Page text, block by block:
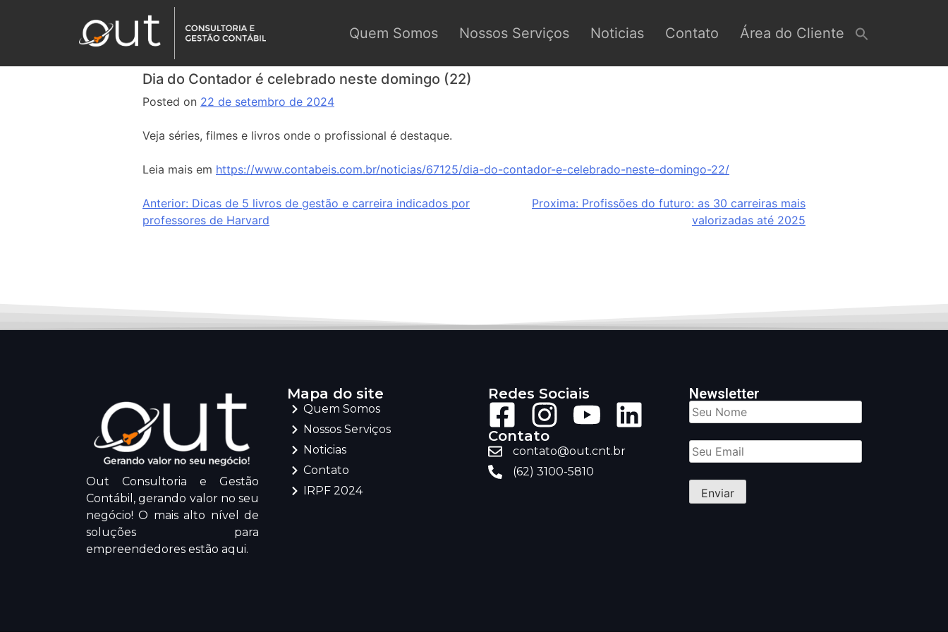
Quem Somos Nossos Serviços Noticias Contato Área do Cliente
Dia do Contador é celebrado neste domingo (22)
Posted on 22 de setembro de 2024
Veja séries, filmes e livros onde o profissional é destaque.
Leia mais em https://www.contabeis.com.br/noticias/67125/dia-do-contador-e-celebrado-neste-domingo-22/
Anterior: Dicas de 5 livros de gestão e carreira indicados por
professores de Harvard
Proxima: Profissões do futuro: as 30 carreiras mais
valorizadas até 2025
Out Consultoria e Gestão
Contábil, gerando valor no seu
negócio! O mais alto nível de
soluções para
empreendedores estão aqui.
Mapa do site
Quem Somos
Nossos Serviços
Noticias
Contato
IRPF 2024
Redes Sociais
Contato
contato@out.cnt.br
(62) 3100-5810
Newsletter